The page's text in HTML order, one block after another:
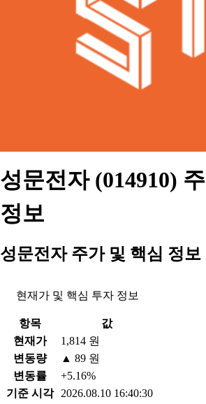
성문전자 (014910)
정보
성문전자 주가 및 핵심 정보
현재가 및 핵심 투자 정보
항목
값
현재가
1,814 원
변동량
▲ 89 원
변동률
+5.16%
기준 시각
2026.08.10 16:40:30